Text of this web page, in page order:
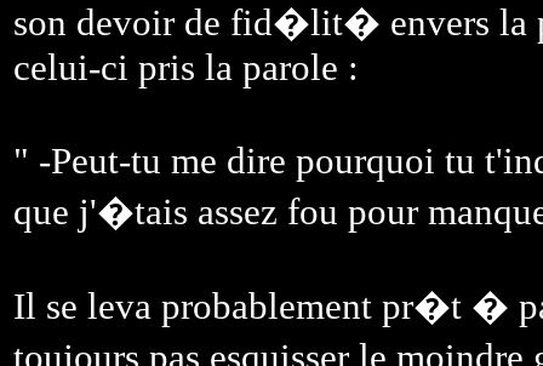
son devoir de fid�lit� envers la
celui-ci pris la parole :
" -Peut-tu me dire pourquoi tu
que j'�tais assez fou pour
Il se leva probablement pr�t �
toujours pas esquisser le